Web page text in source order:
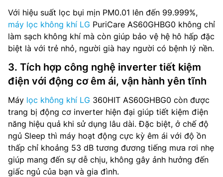
Với hiệu suất lọc bụi mịn PM0.01 lên đến 99.999%,
máy lọc không khí LG PuriCare AS60GHBG0 không chỉ
làm sạch không khí mà còn giúp bảo vệ hệ hô hấp đặc
biệt là với trẻ nhỏ, người già hay người có bệnh lý nền.
3. Tích hợp công nghệ inverter tiết kiệm
điện với động cơ êm ái, vận hành yên tĩnh
Máy lọc không khí LG 360HIT AS60GHBG0 còn được
trang bị động cơ inverter hiện đại giúp tiết kiệm điện
năng hiệu quả khi sử dụng lâu dài. Đặc biệt, ở chế độ
ngủ Sleep thì máy hoạt động cực kỳ êm ái với độ ồn
thấp chỉ khoảng 53 dB tương đương tiếng mưa rơi nhẹ
giúp mang đến sự dễ chịu, không gây ảnh hưởng đến
giấc ngủ của bạn và gia đình.